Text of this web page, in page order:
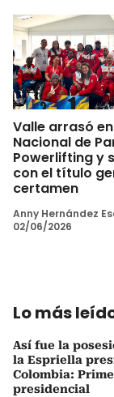
Valle arrasó
Nacional de
Powerlifting y
con el título
certamen
Anny Hernández
02/06/2026
Lo más
Así fue la
la Espriella
Colombia:
presidencial